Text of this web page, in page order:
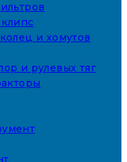
и хомутов
и рулевых тяг